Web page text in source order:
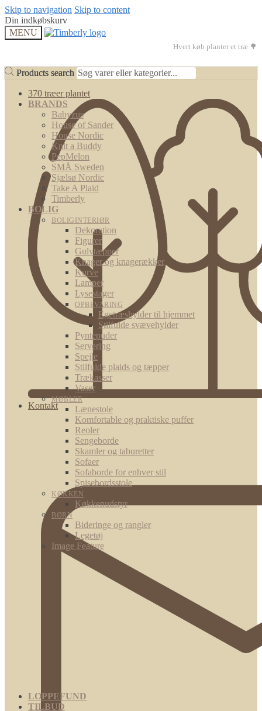
Skip to navigation Skip to content
Din indkøbskurv
MENU
Hvert køb planter et træ 🌳
Products search
370 træer plantet
Kontakt
Products search
BRANDS
Babyzus
House of Sander
House Nordic
Knit a Buddy
PepMelon
SMÅ Sweden
Sjælsø Nordic
Take A Plaid
Timberly
BOLIG
BOLIGINTERIØR
Dekoration
Figurer
Gulvtæpper
Knager og knagerækker
Kurve
Lamper
Lysestager
OPBEVARING
Egetræshylder til hjemmet
Stilfulde svævehylder
Pyntepuder
Servering
Spejle
Stilfulde plaids og tæpper
Trækasser
Vaser
MØBLER
Lænestole
Komfortable og praktiske puffer
Reoler
Sengeborde
Skamler og taburetter
Sofaer
Sofaborde for enhver stil
Spisebordsstole
KØKKEN
Køkkenudstyr
BØRN
Bideringe og rangler
Legetøj
Image Feature
LOPPEFUND
TILBUD